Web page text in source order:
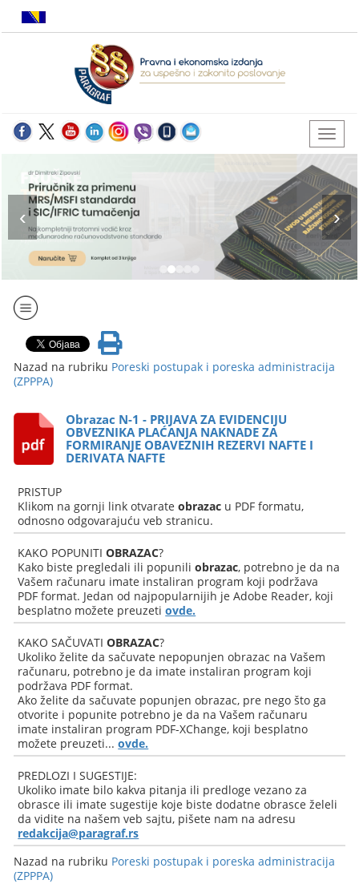
Nazad na rubriku Poreski postupak i poreska administracija
(ZPPPA)
Obrazac N-1 - PRIJAVA ZA EVIDENCIJU
OBVEZNIKA PLAĆANJA NAKNADE ZA
FORMIRANJE OBAVEZNIH REZERVI NAFTE I
DERIVATA NAFTE
PRISTUP
Klikom na gornji link otvarateobrazac u PDF formatu,
odnosno odgovarajuću veb stranicu.
KAKO POPUNITIOBRAZAC?
Kako biste pregledali ili popuniliobrazac, potrebno je da na
Vašem računaru imate instaliran program koji podržava
PDF format. Jedan od najpopularnijih je Adobe Reader, koji
besplatno možete preuzetiovde.
KAKO SAČUVATIOBRAZAC?
Ukoliko želite da sačuvate nepopunjen obrazac na Vašem
računaru, potrebno je da imate instaliran program koji
podržava PDF format.
Ako želite da sačuvate popunjen obrazac, pre nego što ga
otvorite i popunite potrebno je da na Vašem računaru
imate instaliran program PDF-XChange, koji besplatno
možete preuzeti...ovde.
PREDLOZI I SUGESTIJE:
Ukoliko imate bilo kakva pitanja ili predloge vezano za
obrasce ili imate sugestije koje biste dodatne obrasce želeli
da vidite na našem veb sajtu, pišete nam na adresu
redakcija@paragraf.rs
Nazad na rubriku Poreski postupak i poreska administracija
(ZPPPA)